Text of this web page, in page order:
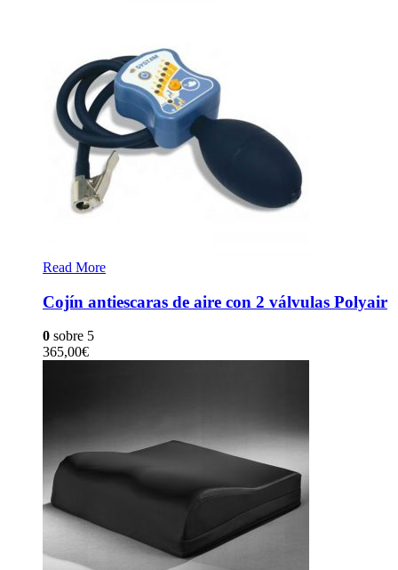
Read More
Cojín antiescaras de aire con 2 válvulas Polyair
0 sobre 5
365,00€